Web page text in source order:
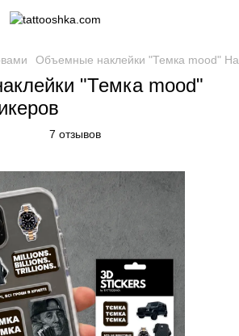
Объемные наклейки "Темка mood"
"Темка mood"
7 отзывов